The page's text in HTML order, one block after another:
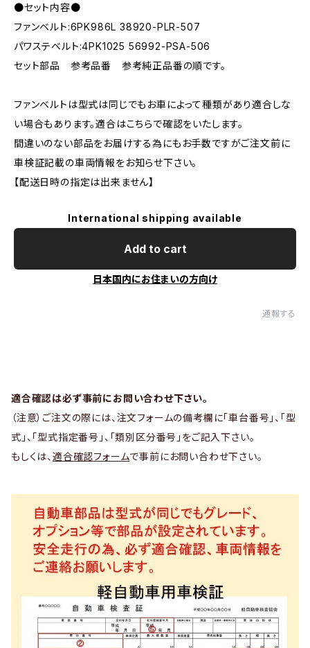
●セット内容●
ファンベルト:6PK986L 38920-PLR-507
パワステベルト:4PK1025 56992-PSA-506
セット部品 参考品番 参考純正品番の順です。
ファンベルトは型式は同じでもお車によって種類があり適合しな
い場合もあります。適合はこちらで確認をいたします。
間違いのない部品をお届けする為にもお手数ですがご注文前に
車検証記載の車両情報をお知らせ下さい。
【配送日時の指定は出来ません】
International shipping available
Add to cart
日本国内にお住まいの方向け
通報する
適合確認は必ず事前にお問い合わせ下さい。
（注意）ご注文の際には、注文フォームの備考欄に「車台番号」、「型
式」、「型式指定番号」、「類別区分番号」をご記入下さい。
もしくは、 適合確認フォームで事前にお問い合わせ下さい。